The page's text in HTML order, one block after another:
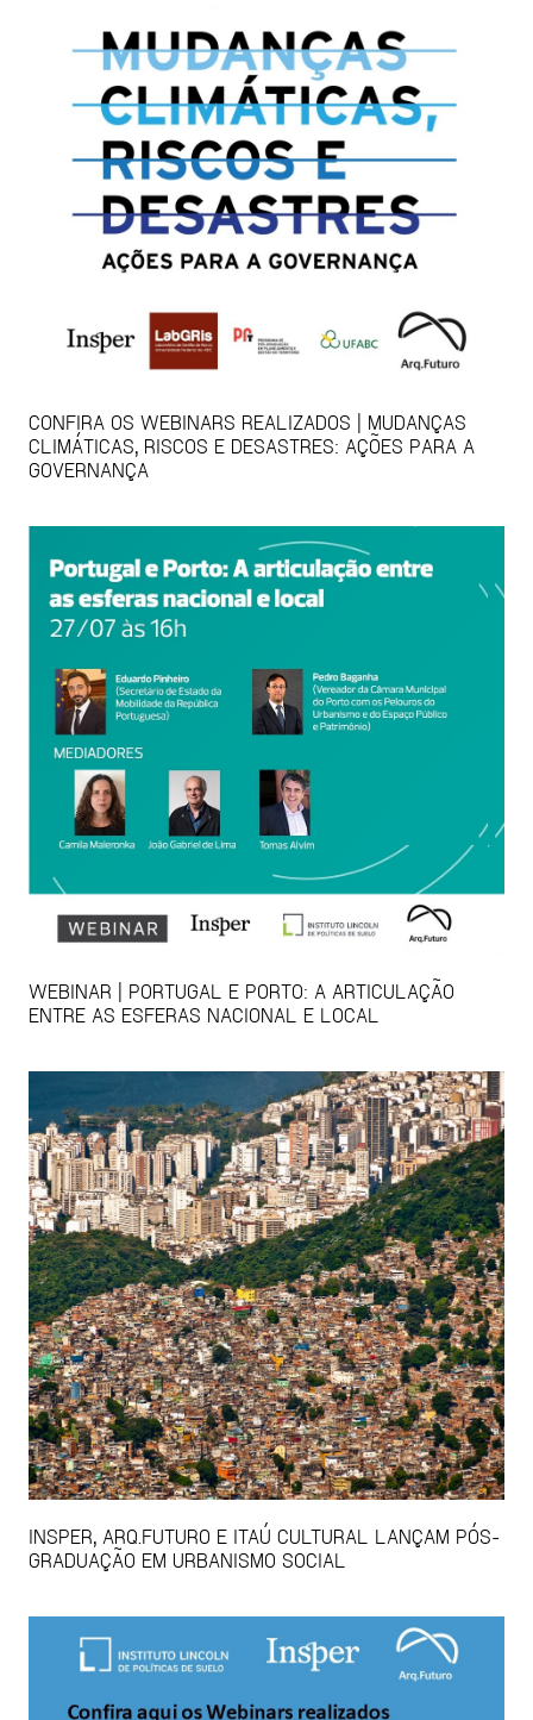
CONFIRA OS WEBINARS REALIZADOS | MUDANÇAS
CLIMÁTICAS, RISCOS E DESASTRES: AÇÕES PARA A
GOVERNANÇA
WEBINAR | PORTUGAL E PORTO: A ARTICULAÇÃO
ENTRE AS ESFERAS NACIONAL E LOCAL
INSPER, ARQ.FUTURO E ITAÚ CULTURAL LANÇAM PÓS-
GRADUAÇÃO EM URBANISMO SOCIAL